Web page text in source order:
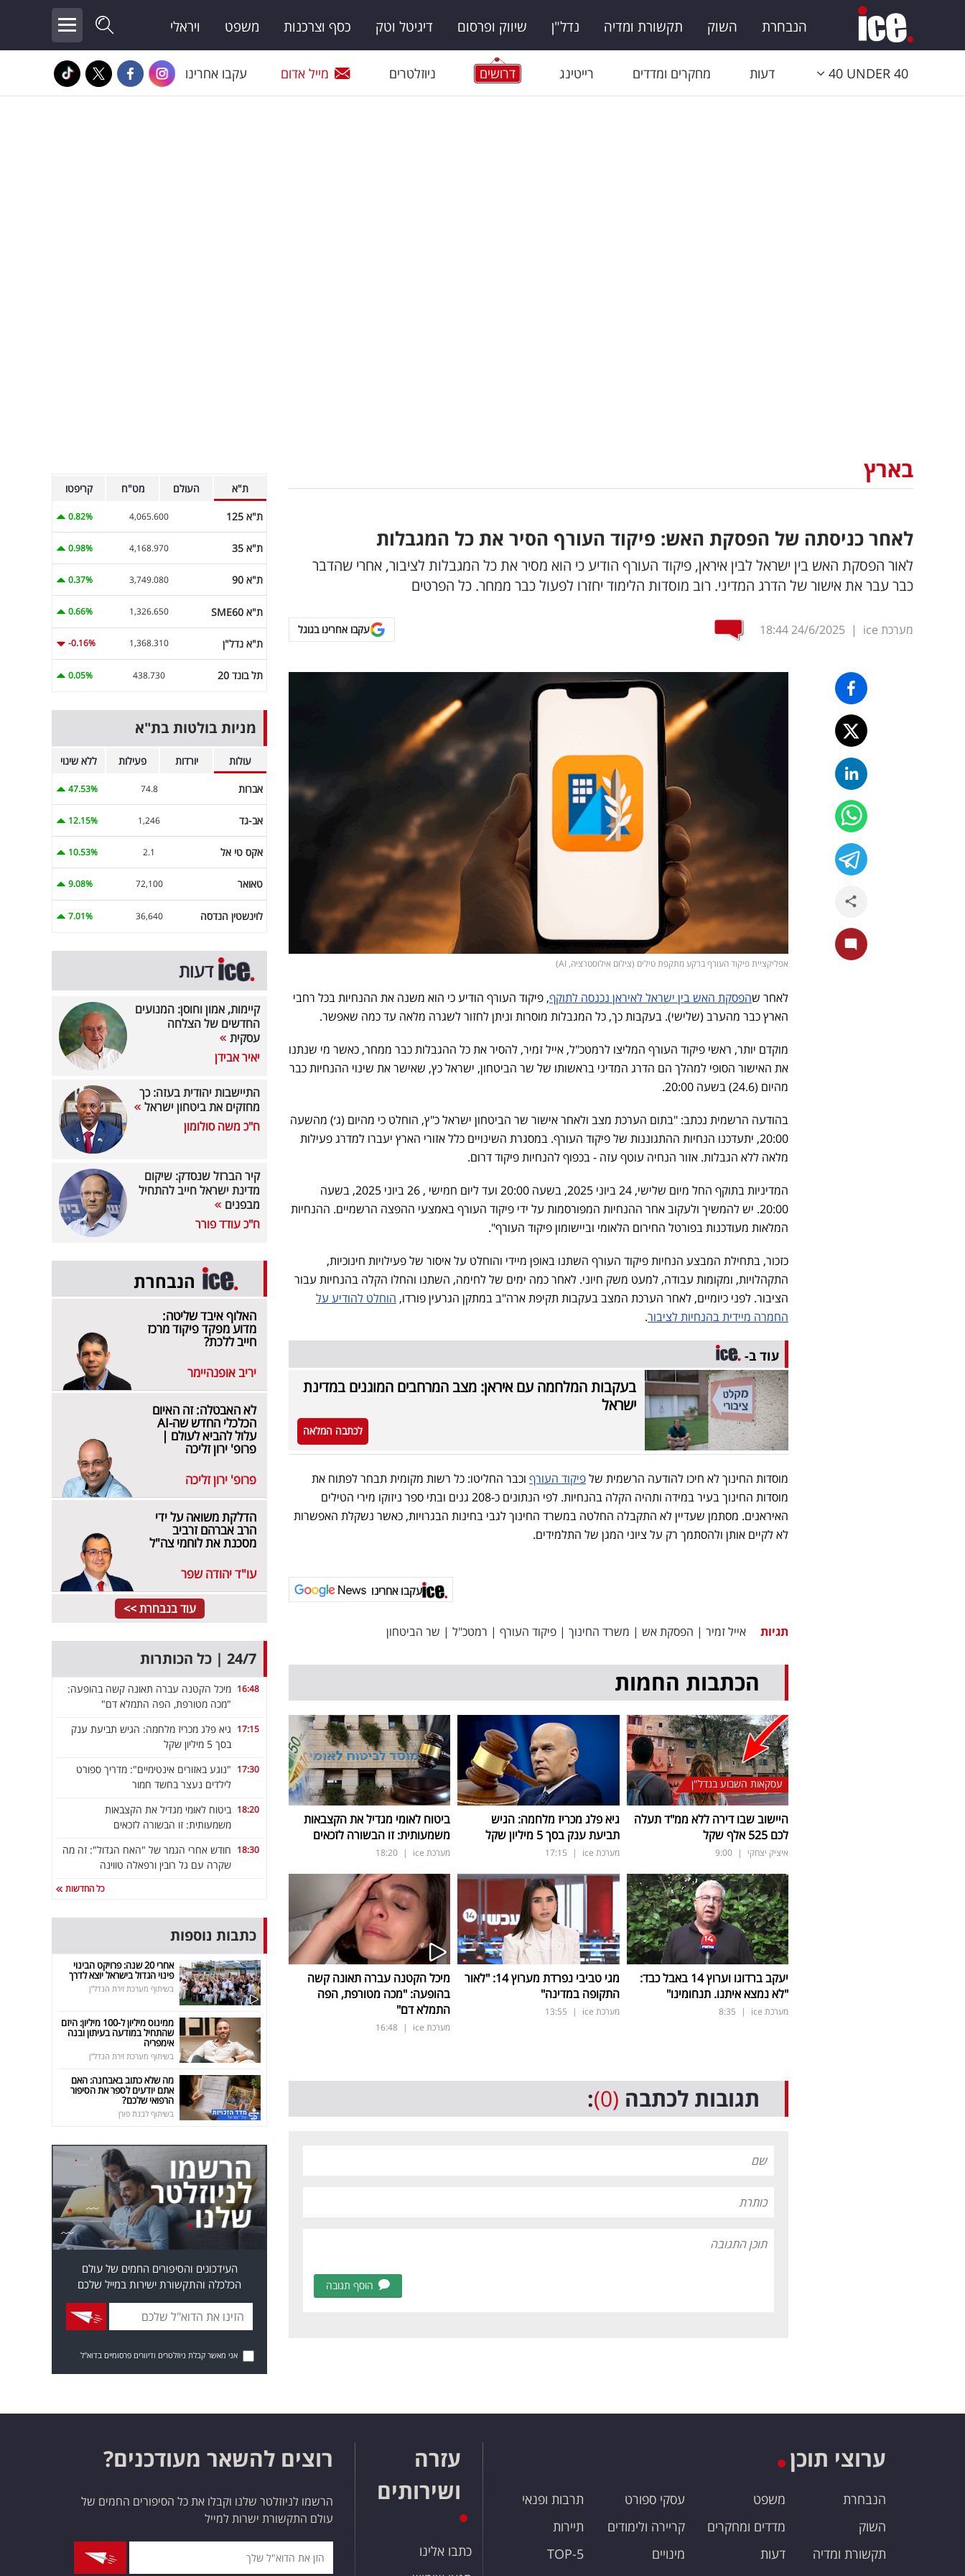
הנבחרת השוק תקשורת ומדיה נדל"ן שיווק ופרסום דיגיטל וטק כסף וצרכנות משפט ויראלי
40 UNDER 40 דעות מחקרים ומדדים רייטינג דרושים ניוזלטרים מייל אדום עקבו אחרינו
בארץ
לאחר כניסתה של הפסקת האש: פיקוד העורף הסיר את כל המגבלות
לאור הפסקת האש בין ישראל לבין איראן, פיקוד העורף הודיע כי הוא מסיר את כל המגבלות לציבור, אחרי שהדבר
כבר עבר את אישור של הדרג המדיני. רוב מוסדות הלימוד יחזרו לפעול כבר ממחר. כל הפרטים
מערכת ice |
24/6/2025
18:44 עקבו אחרינו בגוגל
אפליקציית פיקוד העורף ברקע מתקפת טילים (צילום אילוסטרציה, AI)
לאחר שהפסקת האש בין ישראל לאיראן נכנסה לתוקף, פיקוד העורף הודיע כי הוא משנה את ההנחיות בכל רחבי
הארץ כבר מהערב (שלישי). בעקבות כך, כל המגבלות מוסרות וניתן לחזור לשגרה מלאה עד כמה שאפשר.
מוקדם יותר, ראשי פיקוד העורף המליצו לרמטכ"ל, אייל זמיר, להסיר את כל ההגבלות כבר ממחר, כאשר מי שנתנו
את האישור הסופי למהלך הם הדרג המדיני בראשותו של שר הביטחון, ישראל כץ, שאישר את שינוי ההנחיות כבר
מהיום (24.6) בשעה 20:00.
בהודעה הרשמית נכתב: "בתום הערכת מצב ולאחר אישור שר הביטחון ישראל כ"ץ, הוחלט כי מהיום (ג׳) מהשעה
20:00, יתעדכנו הנחיות ההתגוננות של פיקוד העורף. במסגרת השינויים כלל אזורי הארץ יעברו למדרג פעילות
מלאה ללא הגבלות. אזור הנחיה עוטף עזה - בכפוף להנחיות פיקוד דרום.
המדיניות בתוקף החל מיום שלישי, 24 ביוני 2025, בשעה 20:00 ועד ליום חמישי , 26 ביוני 2025, בשעה
20:00. יש להמשיך ולעקוב אחר ההנחיות המפורסמות על ידי פיקוד העורף באמצעי ההפצה הרשמיים. ההנחיות
המלאות מעודכנות בפורטל החירום הלאומי וביישומון פיקוד העורף".
כזכור, בתחילת המבצע הנחיות פיקוד העורף השתנו באופן מיידי והוחלט על איסור של פעילויות חינוכיות,
התקהלויות, ומקומות עבודה, למעט משק חיוני. לאחר כמה ימים של לחימה, השתנו והחלו הקלה בהנחיות עבור
הציבור. לפני כיומיים, לאחר הערכת המצב בעקבות תקיפת ארה"ב במתקן הגרעין פורדו, הוחלט להודיע על
החמרה מיידית בהנחיות לציבור.
עוד ב-
בעקבות המלחמה עם איראן: מצב המרחבים המוגנים במדינת
ישראל
לכתבה המלאה
מוסדות החינוך לא חיכו להודעה הרשמית שלפיקוד העורף וכבר החליטו: כל רשות מקומית תבחר לפתוח את
מוסדות החינוך בעיר במידה ותהיה הקלה בהנחיות. לפי הנתונים כ-208 גנים ובתי ספר ניזוקו מירי הטילים
האיראנים. מסתמן שעדיין לא התקבלה החלטה במשרד החינוך לגבי בחינות הבגרויות, כאשר נשקלת האפשרות
לא לקיים אותן ולהסתמך רק על ציוני המגן של התלמידים.
עקבו אחרינו
תגיות אייל זמיר | הפסקת אש | משרד החינוך | פיקוד העורף | רמטכ"ל | שר הביטחון
הכתבות החמות
עסקאות השבוע בנדל"ן
היישוב שבו דירה ללא ממ"ד תעלה
לכם 525 אלף שקל
איציק יצחקי |
9:00
גיא פלג מכריז מלחמה: הגיש
תביעת ענק בסך 5 מיליון שקל
מערכת ice |
17:15
ביטוח לאומי מגדיל את הקצבאות
משמעותית: זו הבשורה לזכאים
מערכת ice |
18:20
יעקב ברדוגו וערוץ 14 באבל כבד:
"לא נמצא איתנו. תנחומינו"
מערכת ice |
8:35
מגי טביבי נפרדת מערוץ 14: "לאור
התקופה במדינה"
מערכת ice |
13:55
מיכל הקטנה עברה תאונה קשה
בהופעה: "מכה מטורפת, הפה
התמלא דם"
מערכת ice |
16:48
תגובות לכתבה (0)
:
הוסף תגובה
ת"א העולם מט"ח קריפטו
ת"א 125 4,065.600
0.82%
ת"א 35 4,168.970
0.98%
ת"א 90 3,749.080
0.37%
ת"א SME60 1,326.650
0.66%
ת"א נדל"ן 1,368.310
-0.16%
תל בונד 20 438.730
0.05%
מניות בולטות בת"א
עולות יורדות פעילות ללא שינוי
אברות 74.8
47.53%
אב-גד 1,246
12.15%
אקס טי אל 2.1
10.53%
טאואר 72,100
9.08%
לוינשטין הנדסה 36,640
7.01%
דעות
קיימות, אמון וחוסן: המנועים
החדשים של הצלחה
עסקית
יאיר אבידן
התיישבות יהודית בעזה: כך
מחזקים את ביטחון ישראל
ח"כ משה סולומון
קיר הברזל שנסדק: שיקום
מדינת ישראל חייב להתחיל
מבפנים
ח"כ עודד פורר
הנבחרת
האלוף איבד שליטה:
מדוע מפקד פיקוד מרכז
חייב ללכת?
יריב אופנהיימר
לא האבטלה: זה האיום
הכלכלי החדש שה-AI
עלול להביא לעולם |
פרופ' ירון זליכה
פרופ' ירון זליכה
הדלקת משואה על ידי
הרב אברהם זרביב
מסכנת את לוחמי צה"ל
עו"ד יהודה שפר
עוד בנבחרת >>
24/7 | כל הכותרות
16:48 מיכל הקטנה עברה תאונה קשה בהופעה:
"מכה מטורפת, הפה התמלא דם"
17:15 גיא פלג מכריז מלחמה: הגיש תביעת ענק
בסך 5 מיליון שקל
17:30 "נוגע באזורים אינטימיים": מדריך ספורט
לילדים נעצר בחשד חמור
18:20 ביטוח לאומי מגדיל את הקצבאות
משמעותית: זו הבשורה לזכאים
18:30 חודש אחרי הגמר של "האח הגדול": זה מה
שקרה עם גל רובין ורפאלה טווינה
כל החדשות
כתבות נוספות
אחרי 20 שנה: פרויקט הבינוי
פינוי הגדול בישראל יוצא לדרך
בשיתוף מערכת זירת הנדל"ן
ממינוס מיליון ל-100 מיליון: היזם
שהתחיל במודעה בעיתון ובנה
אימפריה
בשיתוף מערכת זירת הנדל"ן
מה שלא כתוב באבחנה: האם
אתם יודעים לספר את הסיפור
הרפואי שלכם?
בשיתוף לבנת פורן
העידכונים והסיפורים החמים של עולם
הכלכלה והתקשורת ישירות במייל שלכם
אני מאשר קבלת ניוזלטרים ודיוורים פרסומיים בדוא"ל
ערוצי תוכן
הנבחרת
השוק
תקשורת ומדיה
משפט
מדדים ומחקרים
דעות
עסקי ספורט
קריירה ולימודים
מינויים
תרבות ופנאי
תיירות
TOP-5
עזרה
ושירותים
כתבו אלינו
רוצים להשאר מעודכנים?
הרשמו לניוזלטר שלנו וקבלו את כל הסיפורים החמים של
עולם התקשורת ישרות למייל